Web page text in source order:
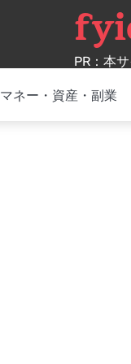
PR：本
マネー・資産・副業